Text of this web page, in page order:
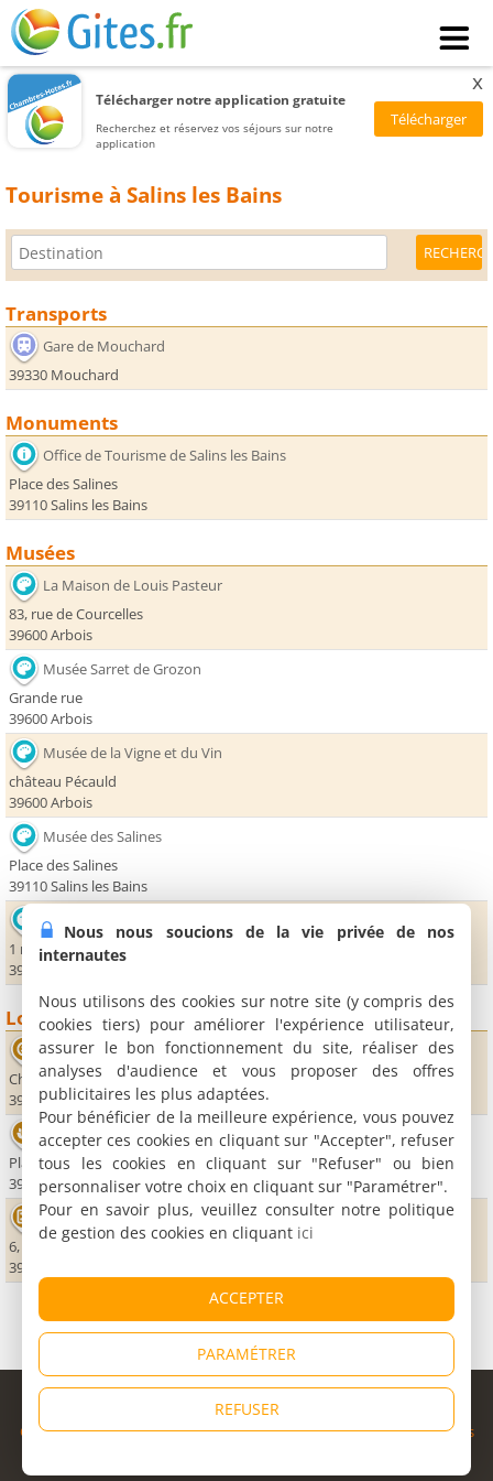
Télécharger notre application gratuite
Recherchez et réservez vos séjours sur notre
application
x
Tourisme à Salins les Bains
Transports
Gare de Mouchard
39330 Mouchard
Monuments
Office de Tourisme de Salins les Bains
Place des Salines
39110 Salins les Bains
Musées
La Maison de Louis Pasteur
83, rue de Courcelles
39600 Arbois
Musée Sarret de Grozon
Grande rue
39600 Arbois
Musée de la Vigne et du Vin
château Pécauld
39600 Arbois
Musée des Salines
Place des Salines
39110 Salins les Bains
Maison de l'abeille
1 rue Vermot
39600 Mesnay
Loisirs
Accrobranche Fort Saint André
Chemin du Fort Saint-André
39110 Salins les Bains
Thermes
Place des Alliés
39110 Salins les Bains
Casino de l'Abbaye
6, rue de la République
39110 Salins les Bains
© Copyright 1998 - 2026
Cybevasion|Mentions légales|Confidentialité|CGU|Informations
Nous nous soucions de la vie privée de nos
internautes
Nous utilisons des cookies sur notre site (y compris des
cookies tiers) pour améliorer l'expérience utilisateur,
assurer le bon fonctionnement du site, réaliser des
analyses d'audience et vous proposer des offres
publicitaires les plus adaptées.
Pour bénéficier de la meilleure expérience, vous pouvez
accepter ces cookies en cliquant sur "Accepter", refuser
tous les cookies en cliquant sur "Refuser" ou bien
personnaliser votre choix en cliquant sur "Paramétrer".
Pour en savoir plus, veuillez consulter notre politique
de gestion des cookies en cliquant ici
ACCEPTER
PARAMÉTRER
REFUSER